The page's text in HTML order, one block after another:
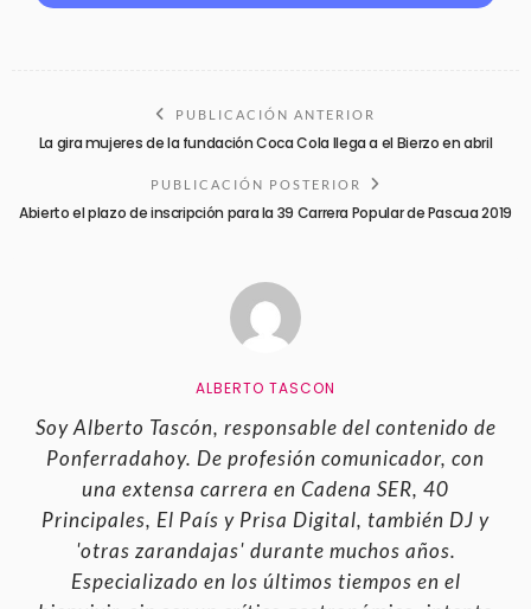
PUBLICACIÓN ANTERIOR
La gira mujeres de la fundación Coca Cola llega a el Bierzo en abril
PUBLICACIÓN POSTERIOR
Abierto el plazo de inscripción para la 39 Carrera Popular de Pascua 2019
ALBERTO TASCON
Soy Alberto Tascón, responsable del contenido de
Ponferradahoy. De profesión comunicador, con
una extensa carrera en Cadena SER, 40
Principales, El País y Prisa Digital, también DJ y
'otras zarandajas' durante muchos años.
Especializado en los últimos tiempos en el